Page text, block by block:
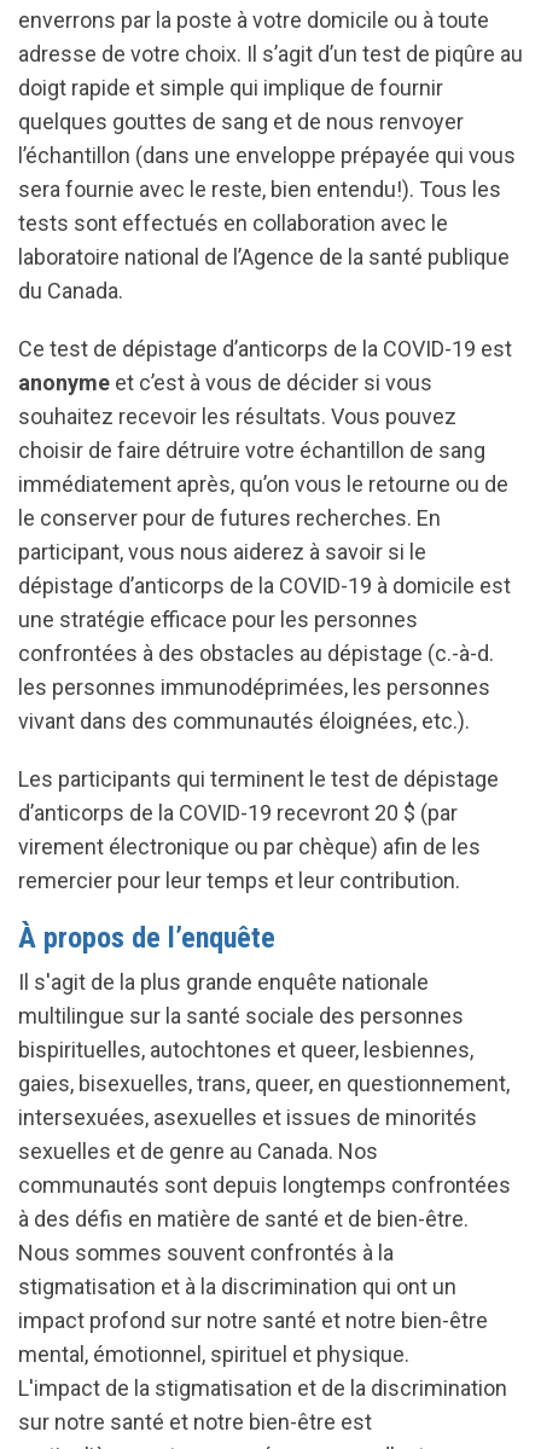
enverrons par la poste à votre domicile ou à toute
adresse de votre choix. Il s’agit d’un test de piqûre au
doigt rapide et simple qui implique de fournir
quelques gouttes de sang et de nous renvoyer
l’échantillon (dans une enveloppe prépayée qui vous
sera fournie avec le reste, bien entendu!). Tous les
tests sont effectués en collaboration avec le
laboratoire national de l’Agence de la santé publique
du Canada.
Ce test de dépistage d’anticorps de la COVID-19 est
anonyme et c’est à vous de décider si vous
souhaitez recevoir les résultats. Vous pouvez
choisir de faire détruire votre échantillon de sang
immédiatement après, qu’on vous le retourne ou de
le conserver pour de futures recherches. En
participant, vous nous aiderez à savoir si le
dépistage d’anticorps de la COVID-19 à domicile est
une stratégie efficace pour les personnes
confrontées à des obstacles au dépistage (c.-à-d.
les personnes immunodéprimées, les personnes
vivant dans des communautés éloignées, etc.).
Les participants qui terminent le test de dépistage
d’anticorps de la COVID-19 recevront 20 $ (par
virement électronique ou par chèque) afin de les
remercier pour leur temps et leur contribution.
À propos de l’enquête
Il s'agit de la plus grande enquête nationale
multilingue sur la santé sociale des personnes
bispirituelles, autochtones et queer, lesbiennes,
gaies, bisexuelles, trans, queer, en questionnement,
intersexuées, asexuelles et issues de minorités
sexuelles et de genre au Canada. Nos
communautés sont depuis longtemps confrontées
à des défis en matière de santé et de bien-être.
Nous sommes souvent confrontés à la
stigmatisation et à la discrimination qui ont un
impact profond sur notre santé et notre bien-être
mental, émotionnel, spirituel et physique.
L'impact de la stigmatisation et de la discrimination
sur notre santé et notre bien-être est